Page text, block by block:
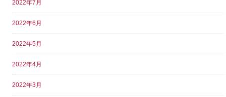
2022年7月
2022年6月
2022年5月
2022年4月
2022年3月